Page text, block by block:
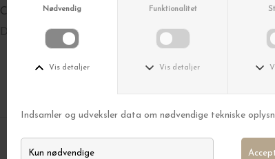
Candy Fløde-/mælkekande, Cream
DKK 295,00
Krus
DKK